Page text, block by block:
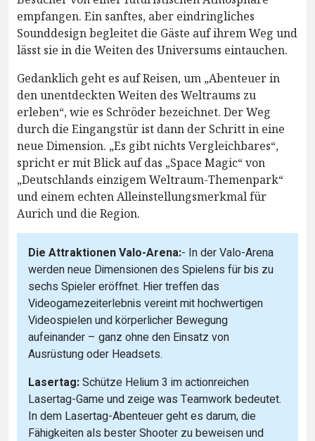
empfangen. Ein sanftes, aber eindringliches
Sounddesign begleitet die Gäste auf ihrem Weg und
lässt sie in die Weiten des Universums eintauchen.
Gedanklich geht es auf Reisen, um „Abenteuer in
den unentdeckten Weiten des Weltraums zu
erleben“, wie es Schröder bezeichnet. Der Weg
durch die Eingangstür ist dann der Schritt in eine
neue Dimension. „Es gibt nichts Vergleichbares“,
spricht er mit Blick auf das „Space Magic“ von
„Deutschlands einzigem Weltraum-Themenpark“
und einem echten Alleinstellungsmerkmal für
Aurich und die Region.
Die Attraktionen Valo-Arena:- In der Valo-Arena
werden neue Dimensionen des Spielens für bis zu
sechs Spieler eröffnet. Hier treffen das
Videogamezeiterlebnis vereint mit hochwertigen
Videospielen und körperlicher Bewegung
aufeinander – ganz ohne den Einsatz von
Ausrüstung oder Headsets.
Lasertag:Schütze Helium 3 im actionreichen
Lasertag-Game und zeige was Teamwork bedeutet.
In dem Lasertag-Abenteuer geht es darum, die
Fähigkeiten als bester Shooter zu beweisen und